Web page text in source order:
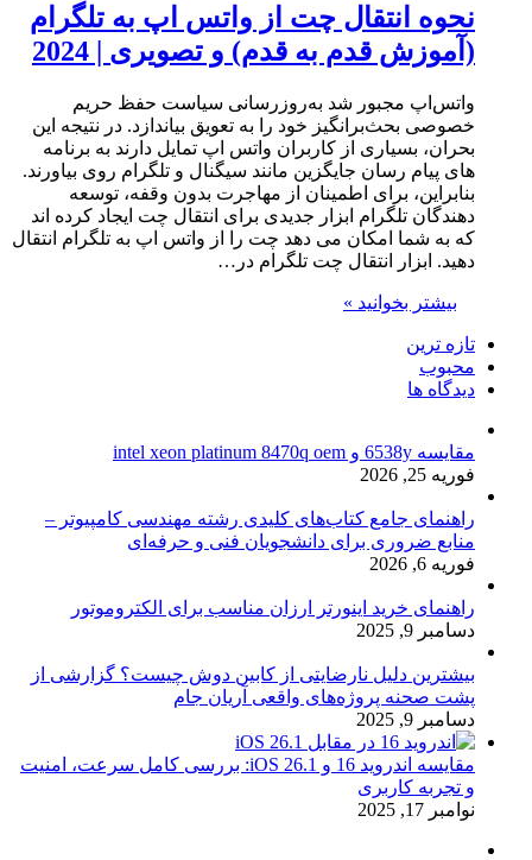
نحوه انتقال چت از واتس اپ به تلگرام
(آموزش قدم به قدم) و تصویری | 2024
واتس‌اپ مجبور شد به‌روزرسانی سیاست حفظ حریم
خصوصی بحث‌برانگیز خود را به تعویق بیاندازد. در نتیجه این
بحران، بسیاری از کاربران واتس اپ تمایل دارند به برنامه
های پیام رسان جایگزین مانند سیگنال و تلگرام روی بیاورند.
بنابراین، برای اطمینان از مهاجرت بدون وقفه، توسعه
دهندگان تلگرام ابزار جدیدی برای انتقال چت ایجاد کرده اند
که به شما امکان می دهد چت را از واتس اپ به تلگرام انتقال
دهید. ابزار انتقال چت تلگرام در…
بیشتر بخوانید »
تازه ترین
محبوب
دیدگاه ها
مقایسه 6538y و intel xeon platinum 8470q oem
فوریه 25, 2026
راهنمای جامع کتاب‌های کلیدی رشته مهندسی کامپیوتر –
منابع ضروری برای دانشجویان فنی و حرفه‌ای
فوریه 6, 2026
راهنمای خرید اینورتر ارزان مناسب برای الکتروموتور
دسامبر 9, 2025
بیشترین دلیل نارضایتی از کابین دوش چیست؟ گزارشی از
پشت صحنه پروژه‌های واقعی آریان جام
دسامبر 9, 2025
مقایسه اندروید 16 و iOS 26.1: بررسی کامل سرعت، امنیت
و تجربه کاربری
نوامبر 17, 2025